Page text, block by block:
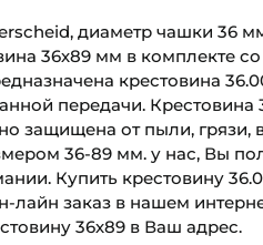
диаметр чашки 36
36х89 мм в комплекте
крестовина
передачи. Крестовина
защищена от пыли, грязи,
36-89 мм. у нас, Вы
Купить крестовину
заказ в нашем
36х89 в Ваш адрес.